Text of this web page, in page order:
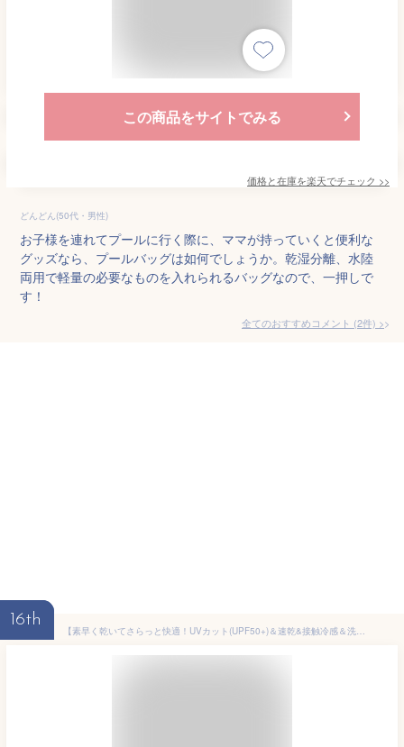
この商品をサイトでみる
価格と在庫を楽天でチェック >>
どんどん(50代・男性)
お子様を連れてプールに行く際に、ママが持っていくと便利な
グッズなら、プールバッグは如何でしょうか。乾湿分離、水陸
両用で軽量の必要なものを入れられるバッグなので、一押しで
す！
全てのおすすめコメント (2件) >
16th
【素早く乾いてさらっと快適！UVカット(UPF50+)＆速乾&接触冷感＆洗濯OK】[送料無料]UV＆DRYタッチ 指穴付きロング丈ジップアップパーカー ラッシュガード UVパーカー ロングパーカー レディース 指穴パーカー[メール便不可]